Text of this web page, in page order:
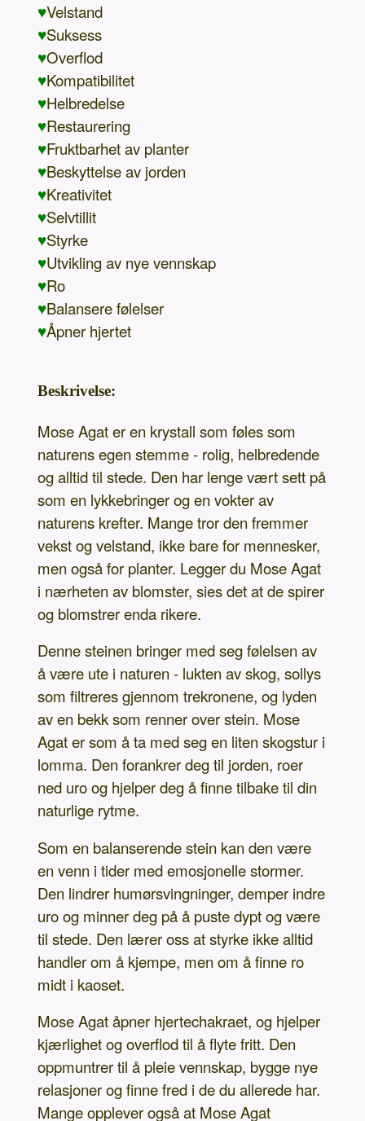
♥Velstand
♥Suksess
♥Overflod
♥Kompatibilitet
♥Helbredelse
♥Restaurering
♥Fruktbarhet av planter
♥Beskyttelse av jorden
♥Kreativitet
♥Selvtillit
♥Styrke
♥Utvikling av nye vennskap
♥Ro
♥Balansere følelser
♥Åpner hjertet
Beskrivelse:
Mose Agat er en krystall som føles som
naturens egen stemme - rolig, helbredende
og alltid til stede. Den har lenge vært sett på
som en lykkebringer og en vokter av
naturens krefter. Mange tror den fremmer
vekst og velstand, ikke bare for mennesker,
men også for planter. Legger du Mose Agat
i nærheten av blomster, sies det at de spirer
og blomstrer enda rikere.
Denne steinen bringer med seg følelsen av
å være ute i naturen - lukten av skog, sollys
som filtreres gjennom trekronene, og lyden
av en bekk som renner over stein. Mose
Agat er som å ta med seg en liten skogstur i
lomma. Den forankrer deg til jorden, roer
ned uro og hjelper deg å finne tilbake til din
naturlige rytme.
Som en balanserende stein kan den være
en venn i tider med emosjonelle stormer.
Den lindrer humørsvingninger, demper indre
uro og minner deg på å puste dypt og være
til stede. Den lærer oss at styrke ikke alltid
handler om å kjempe, men om å finne ro
midt i kaoset.
Mose Agat åpner hjertechakraet, og hjelper
kjærlighet og overflod til å flyte fritt. Den
oppmuntrer til å pleie vennskap, bygge nye
relasjoner og finne fred i de du allerede har.
Mange opplever også at Mose Agat